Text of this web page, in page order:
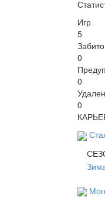
Игр
5
Забито
0
0
0